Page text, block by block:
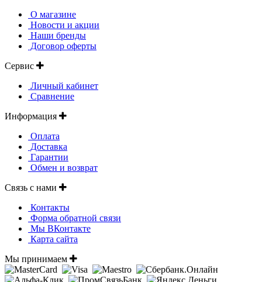
О магазине
Новости и акции
Наши бренды
Договор оферты
Сервис
Личный кабинет
Сравнение
Информация
Оплата
Доставка
Гарантии
Обмен и возврат
Связь с нами
Контакты
Форма обратной связи
Мы ВКонтакте
Карта сайта
Мы принимаем